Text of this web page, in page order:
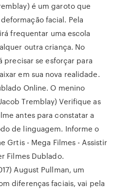
é um garoto que
facial. Pela
frequentar uma escola
outra criança. No
precisar se esforçar para
em sua nova realidade.
Online. O menino
Tremblay) Verifique as
antes para constatar a
de linguagem. Informe o
Grtis - Mega Filmes - Assistir
Filmes Dublado.
August Pullman, um
diferenças faciais, vai pela